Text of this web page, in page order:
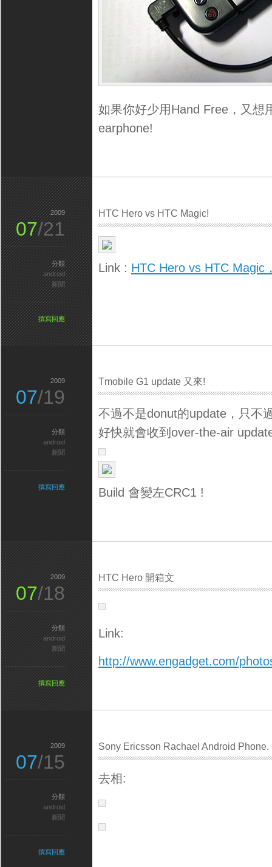
如果你好少用Hand Free，又想
earphone!
HTC Hero vs HTC Magic!
Link : HTC Hero vs HTC Magic
2009
07/21
分類
android
新聞
撰寫回應
Tmobile G1 update 又來!
不過不是donut的update，只不
好快就會收到over-the-air
Build 會變左CRC1 !
2009
07/19
分類
android
新聞
撰寫回應
HTC Hero 開箱文
Link:
http://www.engadget.com/
2009
07/18
分類
android
新聞
撰寫回應
Sony Ericsson Rachael Android Phone.
去相:
2009
07/15
分類
android
新聞
撰寫回應